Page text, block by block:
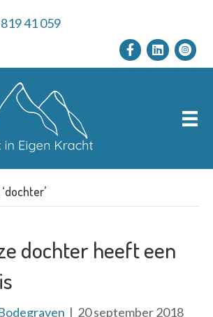
41 059
dochter heeft een
| 20 september 2018